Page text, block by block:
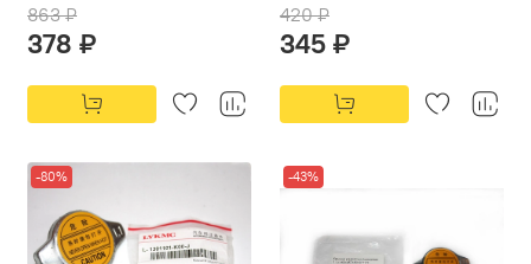
863 ₽
378 ₽
420 ₽
345 ₽
-80% -43%